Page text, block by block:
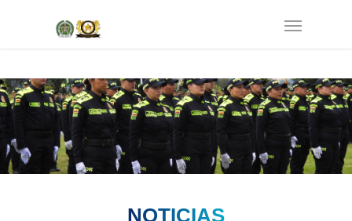
NOTICIAS